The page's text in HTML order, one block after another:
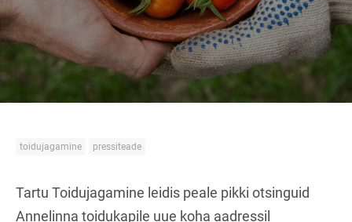
toidujagamine pressiteade
Tartu Toidujagamine leidis peale pikki otsinguid
Annelinna toidukapile uue koha aadressil